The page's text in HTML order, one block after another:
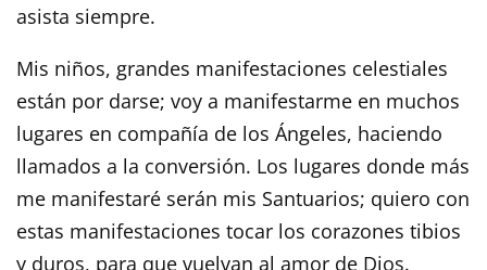
asista siempre.
Mis niños, grandes manifestaciones celestiales
están por darse; voy a manifestarme en muchos
lugares en compañía de los Ángeles, haciendo
llamados a la conversión. Los lugares donde más
me manifestaré serán mis Santuarios; quiero con
estas manifestaciones tocar los corazones tibios
y duros, para que vuelvan al amor de Dios.